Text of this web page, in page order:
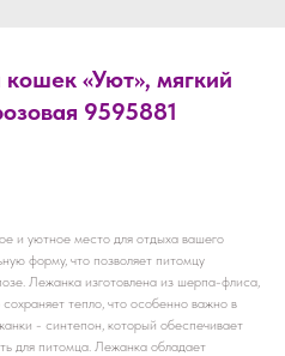
«Уют», мягкий
9595881
и уютное место для отдыха вашего
форму, что позволяет питомцу
Лежанка изготовлена из шерпа-флиса,
тепло, что особенно важно в
- синтепон, который обеспечивает
для питомца. Лежанка обладает